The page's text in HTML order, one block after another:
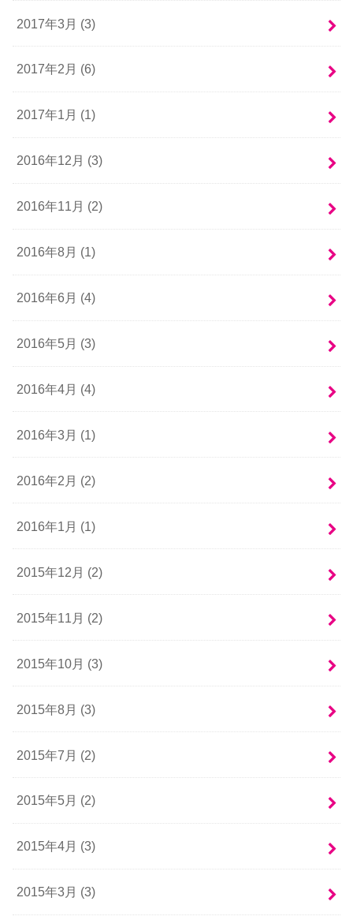
2017年3月 (3)
2017年2月 (6)
2017年1月 (1)
2016年12月 (3)
2016年11月 (2)
2016年8月 (1)
2016年6月 (4)
2016年5月 (3)
2016年4月 (4)
2016年3月 (1)
2016年2月 (2)
2016年1月 (1)
2015年12月 (2)
2015年11月 (2)
2015年10月 (3)
2015年8月 (3)
2015年7月 (2)
2015年5月 (2)
2015年4月 (3)
2015年3月 (3)